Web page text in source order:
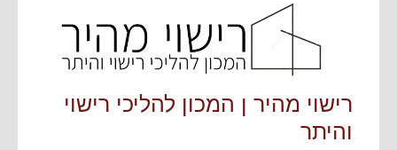
רישוי מהיר ן המכון להליכי רישוי
והיתר